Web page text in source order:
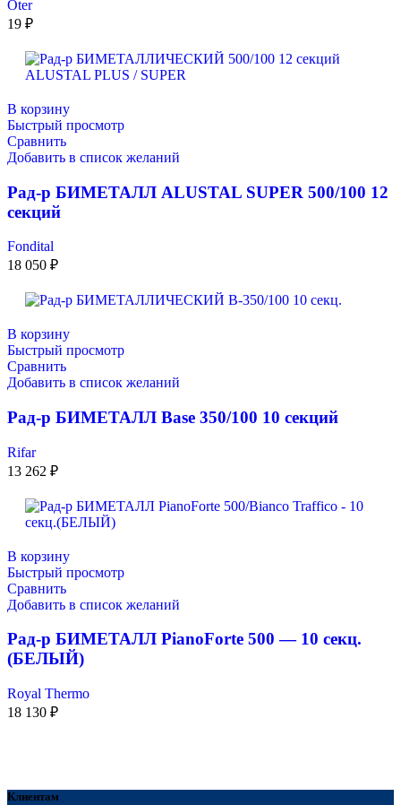
Oter
19 ₽
В корзину
Быстрый просмотр
Сравнить
Добавить в список желаний
Рад-р БИМЕТАЛЛ ALUSTAL SUPER 500/100 12
секций
Fondital
18 050 ₽
В корзину
Быстрый просмотр
Сравнить
Добавить в список желаний
Рад-р БИМЕТАЛЛ Base 350/100 10 секций
Rifar
13 262 ₽
В корзину
Быстрый просмотр
Сравнить
Добавить в список желаний
Рад-р БИМЕТАЛЛ PianoForte 500 — 10 секц.
(БЕЛЫЙ)
Royal Thermo
18 130 ₽
Клиентам